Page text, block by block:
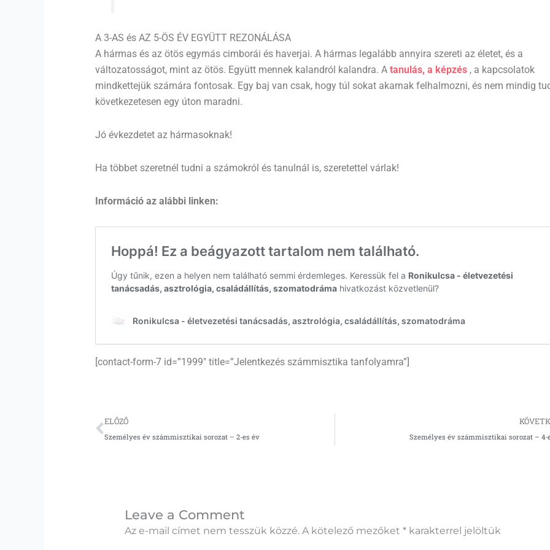
A 3-AS és AZ 5-ÖS ÉV EGYÜTT REZONÁLÁSA
A hármas és az ötös egymás cimborái és haverjai. A hármas legalább annyira szereti az életet, és a
változatosságot, mint az ötös. Együtt mennek kalandról kalandra. A tanulás, a képzés , a kapcsolatok
mindkettejük számára fontosak. Egy baj van csak, hogy túl sokat akarnak felhalmozni, és nem mindig
következetesen egy úton maradni.
Jó évkezdetet az hármasoknak!
Ha többet szeretnél tudni a számokról és tanulnál is, szeretettel várlak!
Információ az alábbi linken:
[contact-form-7 id=”1999″ title=”Jelentkezés számmisztika tanfolyamra”]
Előző
ELŐZŐ
Személyes év számmisztikai sorozat – 2-es év Személyes év számmisztikai sorozat – 4-
Leave a Comment
Az e-mail címet nem tesszük közzé. A kötelező mezőket * karakterrel jelöltük